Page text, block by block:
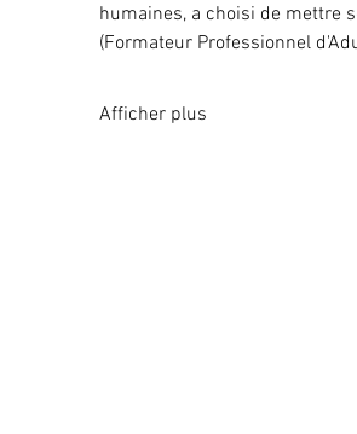
humaines, a choisi de mettre
(Formateur Professionnel
Afficher plus